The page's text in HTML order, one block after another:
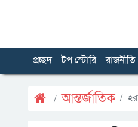
প্রচ্ছদ টপ স্টোরি রাজনীতি
আন্তর্জাতিক